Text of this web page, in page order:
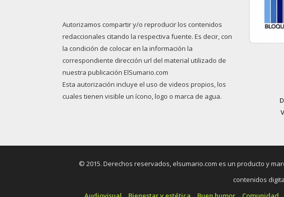
Autorizamos compartir y/o reproducir los contenidos
redaccionales citando la respectiva fuente. Es decir, con
la condición de colocar en la información la
correspondiente dirección url del material utilizado de
nuestra publicación ElSumario.com
Esta autorización incluye el uso de videos propios, los
cuales tienen visible un ícono, logo o marca de agua.
© 2015. Derechos reservados, elsumario.com es un producto y
contenidos